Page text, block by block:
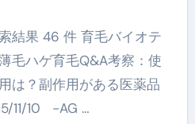
結果 46 件 育毛バイオテ
毛ハゲ育毛Q&A考察：使
は？副作用がある医薬品
11/10 -AG …